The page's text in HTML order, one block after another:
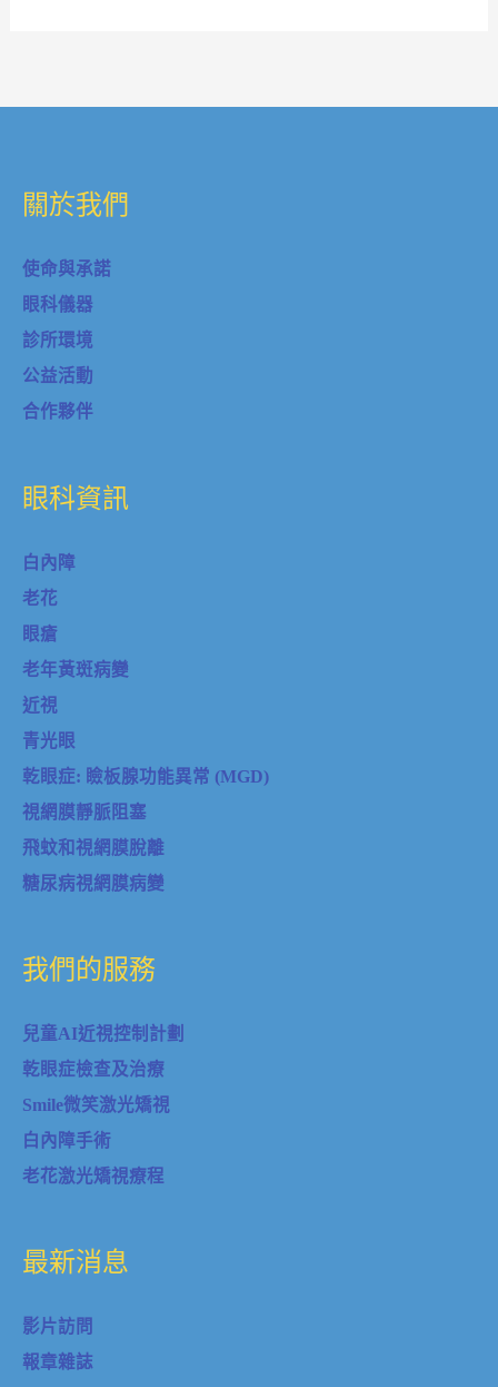
關於我們
使命與承諾
眼科儀器
診所環境
公益活動
合作夥伴
眼科資訊
白內障
老花
眼瘡
老年黃斑病變
近視
青光眼
乾眼症: 瞼板腺功能異常 (MGD)
視網膜靜脈阻塞
飛蚊和視網膜脫離
糖尿病視網膜病變
我們的服務
兒童AI近視控制計劃
乾眼症檢查及治療
Smile微笑激光矯視
白內障手術
老花激光矯視療程
最新消息
影片訪問
報章雜誌